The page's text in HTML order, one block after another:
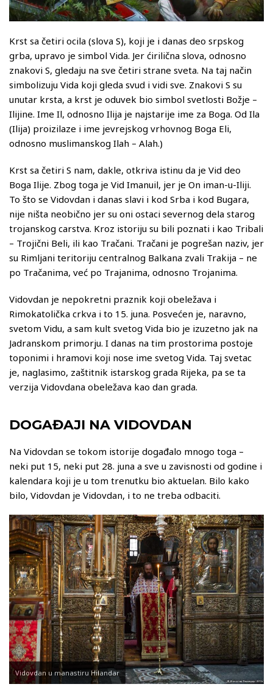
Krst sa četiri ocila (slova S), koji je i danas deo srpskog
grba, upravo je simbol Vida. Jer ćirilična slova, odnosno
znakovi S, gledaju na sve četiri strane sveta. Na taj način
simbolizuju Vida koji gleda svud i vidi sve. Znakovi S su
unutar krsta, a krst je oduvek bio simbol svetlosti Božje –
Ilijine. Ime Il, odnosno Ilija je najstarije ime za Boga. Od Ila
(Ilija) proizilaze i ime jevrejskog vrhovnog Boga Eli,
odnosno muslimanskog Ilah – Alah.)
Krst sa četiri S nam, dakle, otkriva istinu da je Vid deo
Boga Ilije. Zbog toga je Vid Imanuil, jer je On iman-u-Iliji.
To što se Vidovdan i danas slavi i kod Srba i kod Bugara,
nije ništa neobično jer su oni ostaci severnog dela starog
trojanskog carstva. Kroz istoriju su bili poznati i kao Tribali
– Trojični Beli, ili kao Tračani. Tračani je pogrešan naziv, jer
su Rimljani teritoriju centralnog Balkana zvali Trakija – ne
po Tračanima, već po Trajanima, odnosno Trojanima.
Vidovdan je nepokretni praznik koji obeležava i
Rimokatolička crkva i to 15. juna. Posvećen je, naravno,
svetom Vidu, a sam kult svetog Vida bio je izuzetno jak na
Jadranskom primorju. I danas na tim prostorima postoje
toponimi i hramovi koji nose ime svetog Vida. Taj svetac
je, naglasimo, zaštitnik istarskog grada Rijeka, pa se ta
verzija Vidovdana obeležava kao dan grada.
DOGAĐAJI NA VIDOVDAN
Na Vidovdan se tokom istorije događalo mnogo toga –
neki put 15, neki put 28. juna a sve u zavisnosti od godine i
kalendara koji je u tom trenutku bio aktuelan. Bilo kako
bilo, Vidovdan je Vidovdan, i to ne treba odbaciti.
Vidovdan u manastiru Hilandar